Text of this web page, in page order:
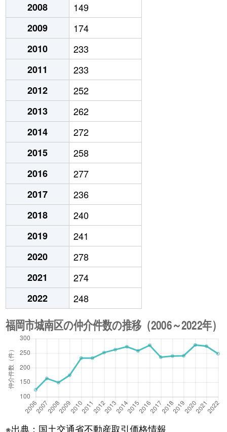
2008
149
2009
174
2010
233
2011
233
2012
252
2013
262
2014
272
2015
258
2016
277
2017
236
2018
240
2019
241
2020
278
2021
274
2022
248
※出典：国土交通省不動産取引価格情報